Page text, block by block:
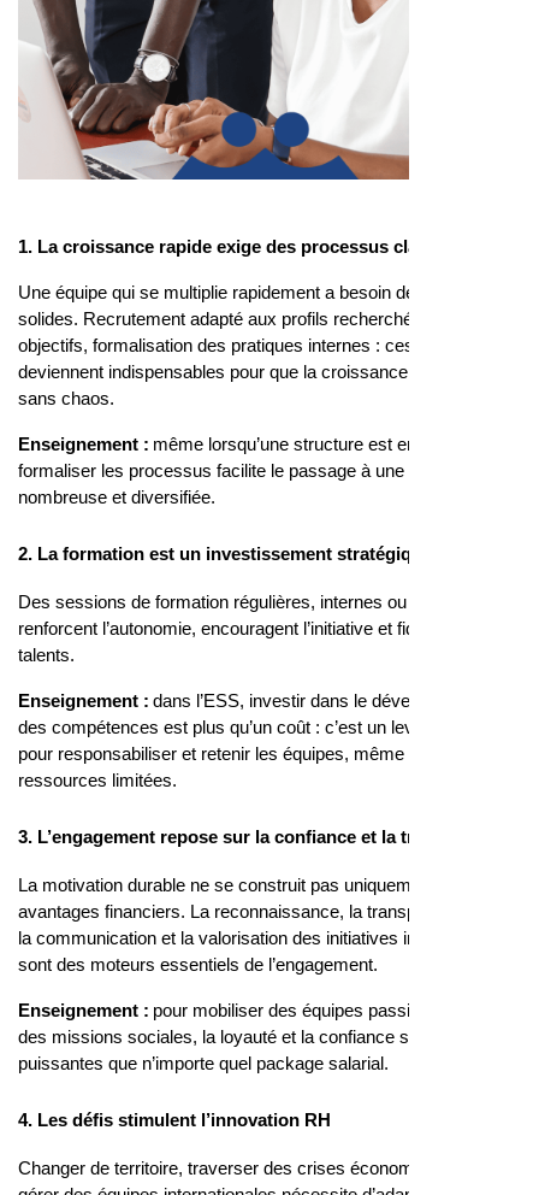
1. La croissance rapide exige des processus clairs
Une équipe qui se multiplie rapidement a besoin de cadres
solides. Recrutement adapté aux profils recherchés, suivi des
objectifs, formalisation des pratiques internes : ces éléments
deviennent indispensables pour que la croissance se fasse
sans chaos.
Enseignement : même lorsqu’une structure est encore petite,
formaliser les processus facilite le passage à une équipe plus
nombreuse et diversifiée.
2. La formation est un investissement stratégique
Des sessions de formation régulières, internes ou externes,
renforcent l’autonomie, encouragent l’initiative et fidélisent les
talents.
Enseignement : dans l’ESS, investir dans le développement
des compétences est plus qu’un coût : c’est un levier majeur
pour responsabiliser et retenir les équipes, même avec des
ressources limitées.
3. L’engagement repose sur la confiance et la transparence
La motivation durable ne se construit pas uniquement sur les
avantages financiers. La reconnaissance, la transparence dans
la communication et la valorisation des initiatives individuelles
sont des moteurs essentiels de l’engagement.
Enseignement : pour mobiliser des équipes passionnées par
des missions sociales, la loyauté et la confiance sont plus
puissantes que n’importe quel package salarial.
4. Les défis stimulent l’innovation RH
Changer de territoire, traverser des crises économiques ou